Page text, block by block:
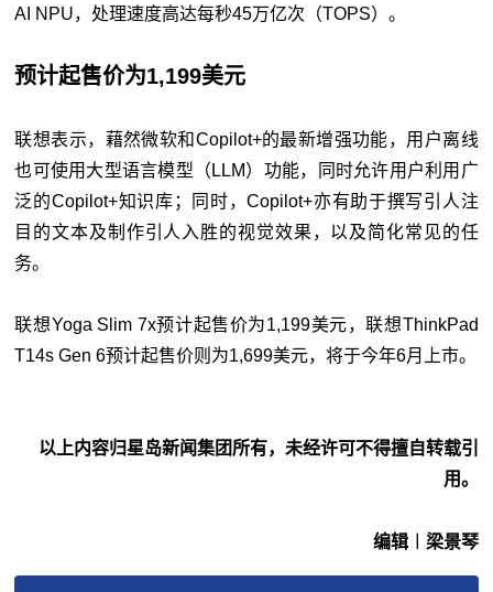
AI NPU，处理速度高达每秒45万亿次（TOPS）。
预计起售价为1,199美元
联想表示，藉然微软和Copilot+的最新增强功能，用户离线
也可使用大型语言模型（LLM）功能，同时允许用户利用广
泛的Copilot+知识库；同时，Copilot+亦有助于撰写引人注
目的文本及制作引人入胜的视觉效果，以及简化常见的任
务。
联想Yoga Slim 7x预计起售价为1,199美元，联想ThinkPad
T14s Gen 6预计起售价则为1,699美元，将于今年6月上市。
以上内容归星岛新闻集团所有，未经许可不得擅自转载引
用。
编辑︱梁景琴